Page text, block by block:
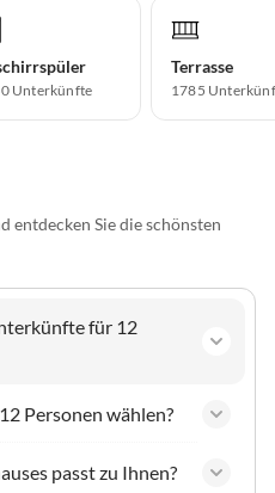
Unterkünfte
Terrasse
1785
entdecken Sie die schönsten
für 12
Personen wählen?
passt zu Ihnen?